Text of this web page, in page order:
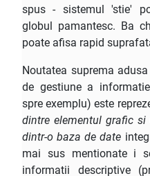
spus - sistemul 'stie'
globul pamantesc. Ba
poate afisa rapid
Noutatea suprema
de gestiune a
spre exemplu) este
dintre elementul grafic si
dintr-o baza de date
mai sus mentionate i
informatii descriptive